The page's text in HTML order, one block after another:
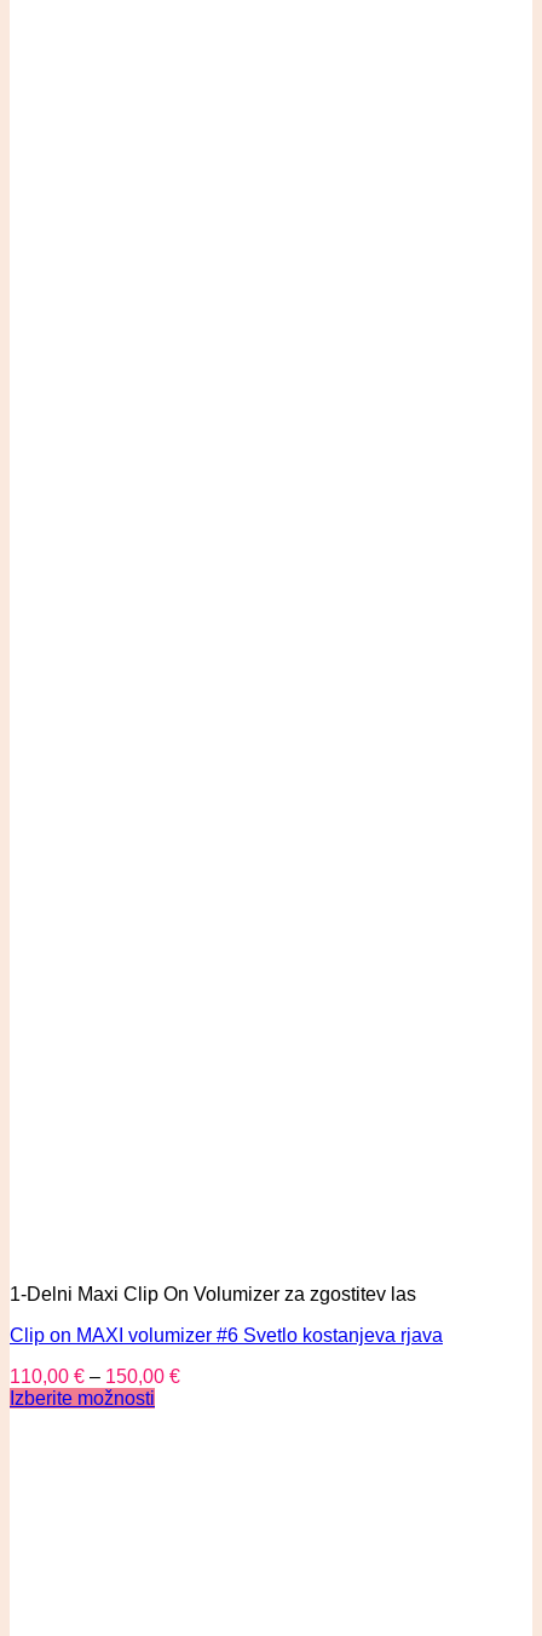
1-Delni Maxi Clip On Volumizer za zgostitev las
Clip on MAXI volumizer #6 Svetlo kostanjeva rjava
110,00 € – 150,00 €
Izberite možnosti